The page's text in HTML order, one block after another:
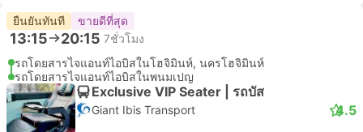
ยืนยันทันที ขายดีที่สุด
13:15 20:15 7ชั่วโมง
รถโดยสารไจแอนท์ไอบิสในโฮจิมินห์, นครโฮจิมินห์
รถโดยสารไจแอนท์ไอบิสในพนมเปญ
Exclusive VIP Seater | รถบัส
Giant Ibis Transport 4.5